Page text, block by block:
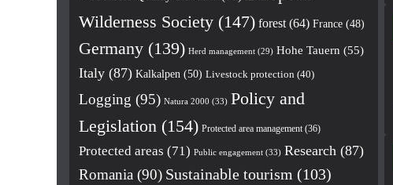
Wilderness Society (147) forest (64) France (48)
Germany (139) Herd management (29) Hohe Tauern (55)
Italy (87) Kalkalpen (50) Livestock protection (40)
Logging (95) Natura 2000 (33) Policy and
Legislation (154) Protected area management (36)
Protected areas (71) Public engagement (33) Research (87)
Romania (90) Sustainable tourism (103)